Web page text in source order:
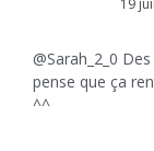
19
@Sarah_2_0
pense que ça
^^